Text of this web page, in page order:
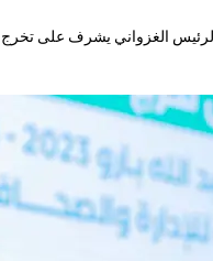
الغزواني يشرف على تخرج